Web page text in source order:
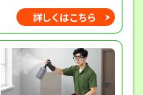
詳しくはこちら